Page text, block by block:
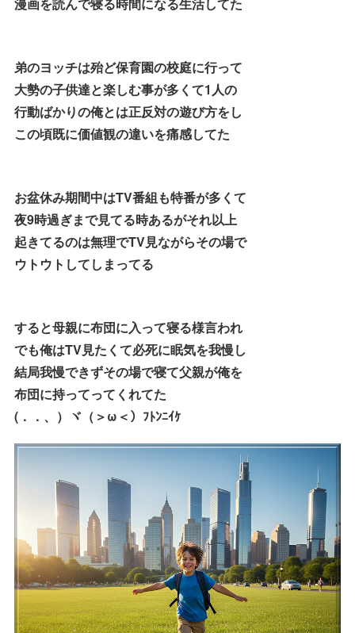
弟のヨッチは殆ど保育園の校庭に行って
大勢の子供達と楽しむ事が多くて1人の
行動ばかりの俺とは正反対の遊び方をし
この頃既に価値観の違いを痛感してた
お盆休み期間中はTV番組も特番が多くて
夜9時過ぎまで見てる時あるがそれ以上
起きてるのは無理でTV見ながらその場で
ウトウトしてしまってる
すると母親に布団に入って寝る様言われ
でも俺はTV見たくて必死に眠気を我慢し
結局我慢できずその場で寝て父親が俺を
布団に持ってってくれてた
(．．、）ヾ（＞ω＜）ﾌﾄﾝﾆｲｹ